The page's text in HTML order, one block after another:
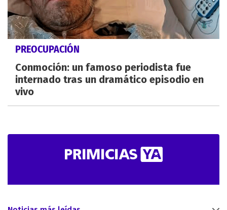
PREOCUPACIÓN
Conmoción: un famoso periodista fue
internado tras un dramático episodio en
vivo